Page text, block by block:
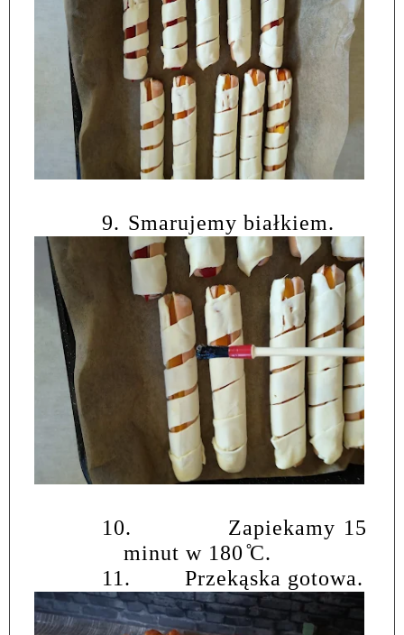
9. Smarujemy białkiem.
10.
Zapiekamy 15
minut w 180C.
11.
Przekąska gotowa.